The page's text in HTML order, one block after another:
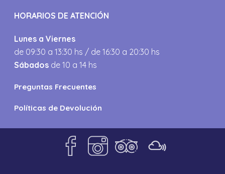
HORARIOS DE ATENCIÓN
Lunes a Viernes
de 09:30 a 13:30 hs / de 16:30 a 20:30 hs
Sábados de 10 a 14 hs
Preguntas Frecuentes
Políticas de Devolución